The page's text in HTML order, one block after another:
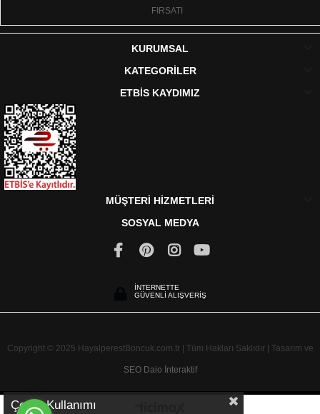
FIRSATI
KURUMSAL
KATEGORİLER
ETBİS KAYDIMIZ
MÜŞTERİ HİZMETLERİ
SOSYAL MEDYA
İNTERNETTE
GÜVENLİ ALIŞVERİŞ
Copyright © 2025 HayalperestBoncuk.com.tr | Tüm Hakları Saklıdır | Tasarım ve
SEO Daio İnteraktif
Çerez Kullanımı